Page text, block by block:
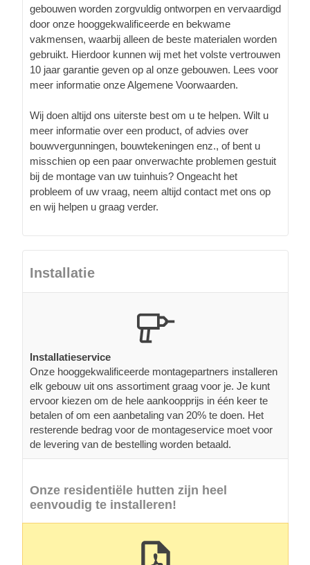
gebouwen worden zorgvuldig ontworpen en vervaardigd
door onze hooggekwalificeerde en bekwame
vakmensen, waarbij alleen de beste materialen worden
gebruikt. Hierdoor kunnen wij met het volste vertrouwen
10 jaar garantie geven op al onze gebouwen. Lees voor
meer informatie onze Algemene Voorwaarden.
Wij doen altijd ons uiterste best om u te helpen. Wilt u
meer informatie over een product, of advies over
bouwvergunningen, bouwtekeningen enz., of bent u
misschien op een paar onverwachte problemen gestuit
bij de montage van uw tuinhuis? Ongeacht het
probleem of uw vraag, neem altijd contact met ons op
en wij helpen u graag verder.
Installatie
Installatieservice
Onze hooggekwalificeerde montagepartners installeren
elk gebouw uit ons assortiment graag voor je. Je kunt
ervoor kiezen om de hele aankoopprijs in één keer te
betalen of om een aanbetaling van 20% te doen. Het
resterende bedrag voor de montageservice moet voor
de levering van de bestelling worden betaald.
Onze residentiële hutten zijn heel
eenvoudig te installeren!